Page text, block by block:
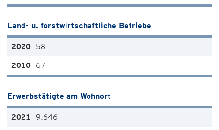
Land- u. forstwirtschaftliche Betriebe
58
67
Erwerbstätigte am Wohnort
9.646